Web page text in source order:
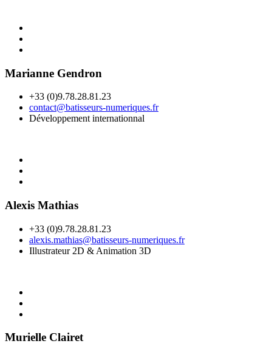
Marianne Gendron
+33 (0)9.78.28.81.23
contact@batisseurs-numeriques.fr
Développement internationnal
Alexis Mathias
+33 (0)9.78.28.81.23
alexis.mathias@batisseurs-numeriques.fr
Illustrateur 2D & Animation 3D
Murielle Clairet